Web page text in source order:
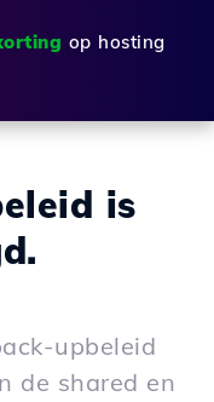
op hosting
is
upbeleid
de shared en